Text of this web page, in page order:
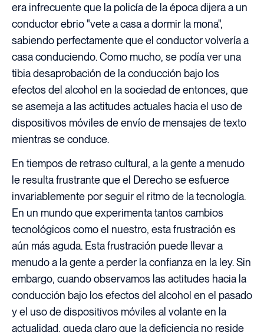
era infrecuente que la policía de la época dijera a un
conductor ebrio "vete a casa a dormir la mona",
sabiendo perfectamente que el conductor volvería a
casa conduciendo. Como mucho, se podía ver una
tibia desaprobación de la conducción bajo los
efectos del alcohol en la sociedad de entonces, que
se asemeja a las actitudes actuales hacia el uso de
dispositivos móviles de envío de mensajes de texto
mientras se conduce.
En tiempos de retraso cultural, a la gente a menudo
le resulta frustrante que el Derecho se esfuerce
invariablemente por seguir el ritmo de la tecnología.
En un mundo que experimenta tantos cambios
tecnológicos como el nuestro, esta frustración es
aún más aguda. Esta frustración puede llevar a
menudo a la gente a perder la confianza en la ley. Sin
embargo, cuando observamos las actitudes hacia la
conducción bajo los efectos del alcohol en el pasado
y el uso de dispositivos móviles al volante en la
actualidad, queda claro que la deficiencia no reside